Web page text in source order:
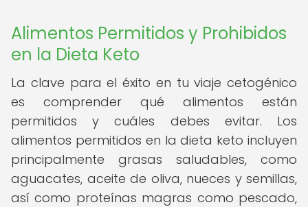
Alimentos Permitidos y Prohibidos
en la Dieta Keto
La clave para el éxito en tu viaje cetogénico
es comprender qué alimentos están
permitidos y cuáles debes evitar. Los
alimentos permitidos en la dieta keto incluyen
principalmente grasas saludables, como
aguacates, aceite de oliva, nueces y semillas,
así como proteínas magras como pescado,